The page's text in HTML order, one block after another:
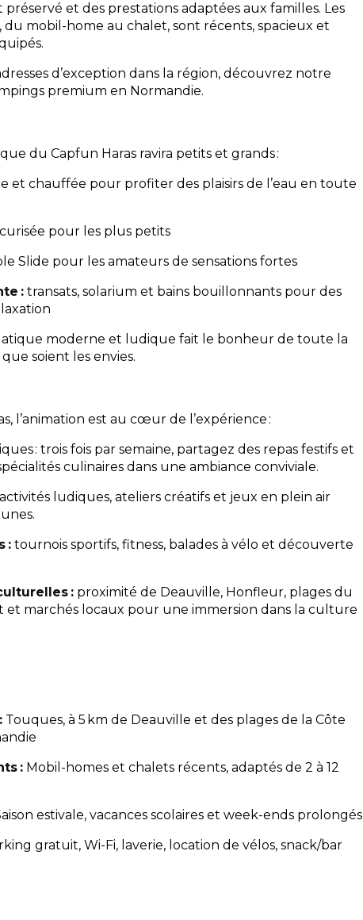
et des prestations adaptées aux familles. Les
du mobil-home au chalet, sont récents, spacieux et
d’exception dans la région, découvrez notre
premium en Normandie.
du Capfun Haras ravira petits et grands :
et chauffée pour profiter des plaisirs de l’eau en toute
pour les plus petits
Slide pour les amateurs de sensations fortes
: transats, solarium et bains bouillonnants pour des
moderne et ludique fait le bonheur de toute la
soient les envies.
l’animation est au cœur de l’expérience :
: trois fois par semaine, partagez des repas festifs et
culinaires dans une ambiance conviviale.
activités ludiques, ateliers créatifs et jeux en plein air
: tournois sportifs, fitness, balades à vélo et découverte
: proximité de Deauville, Honfleur, plages du
et marchés locaux pour une immersion dans la culture
Touques, à 5 km de Deauville et des plages de la Côte
:Mobil-homes et chalets récents, adaptés de 2 à 12
estivale, vacances scolaires et week-ends prolongés
gratuit, Wi-Fi, laverie, location de vélos, snack/bar